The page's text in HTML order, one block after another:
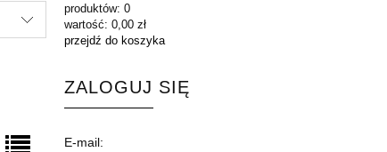
produktów: 0
wartość: 0,00 zł
przejdź do koszyka
ZALOGUJ SIĘ
E-mail: